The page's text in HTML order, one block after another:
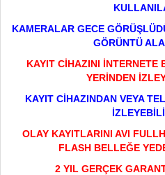
KAMERALAR GECE
GÖRÜNTÜ
KAYIT CİHAZINI İNTERNETE
YERİNDEN
KAYIT CİHAZINDAN VEYA
OLAY KAYITLARINI AVI
FLASH BELLEĞE
2 YIL GERÇEK